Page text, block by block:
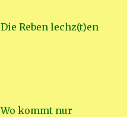
Reben lechz(t)en
kommt nur